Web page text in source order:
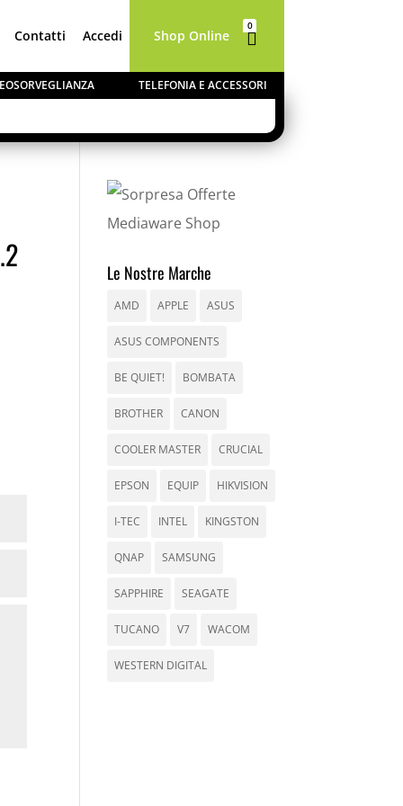
TELEFONIA E ACCESSORI
0
Contatti Accedi Shop Online 
Le Nostre Marche
AMD APPLE ASUS
ASUS COMPONENTS
BE QUIET! BOMBATA
BROTHER CANON
COOLER MASTER CRUCIAL
EPSON EQUIP HIKVISION
I-TEC INTEL KINGSTON
QNAP SAMSUNG
SAPPHIRE SEAGATE
TUCANO V7 WACOM
WESTERN DIGITAL
evasi a